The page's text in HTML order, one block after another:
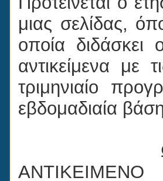
μιας σελίδας,
οποία διδάσκει
αντικείμενα με
τριμηνιαίο
εβδομαδιαία
ΩΡΕΣ ΠΟΥ
ΑΝΤΙΚΕΙΜΕΝΟ